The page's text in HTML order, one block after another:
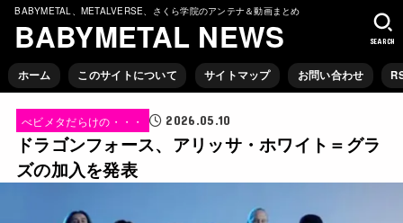
BABYMETAL、METALVERSE、さくら学院のアンテナ＆動画まとめ
BABYMETAL NEWS
ホーム このサイトについて サイトマップ お問い合わせ
SEARCH
べビメタだらけの・・・ 2026.05.10
ドラゴンフォース、アリッサ・ホワイト＝グラ
ズの加入を発表